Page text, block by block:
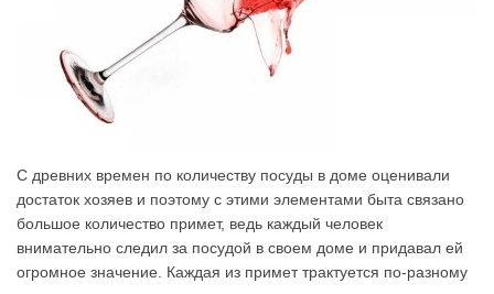
С древних времен по количеству посуды в доме оценивали
достаток хозяев и поэтому с этими элементами быта связано
большое количество примет, ведь каждый человек
внимательно следил за посудой в своем доме и придавал ей
огромное значение. Каждая из примет трактуется по-разному